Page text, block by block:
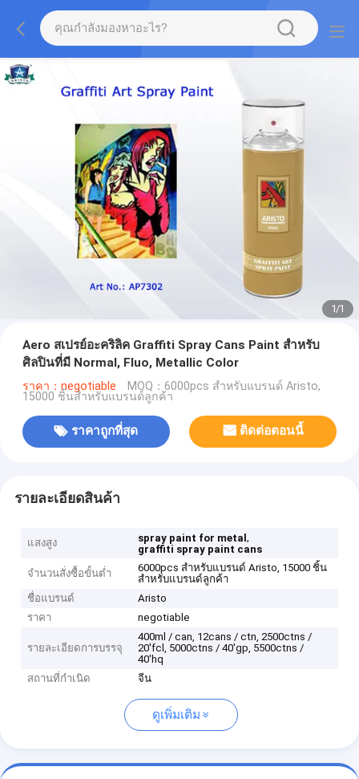
1/1
Aero สเปรย์อะคริลิค Graffiti Spray Cans Paint สำหรับ
ศิลปินที่มี Normal, Fluo, Metallic Color
ราคา：negotiable MOQ：6000pcs สำหรับแบรนด์ Aristo,
15000 ชิ้นสำหรับแบรนด์ลูกค้า
ราคาถูกที่สุด ติดต่อตอนนี้
รายละเอียดสินค้า
แสงสูง spray paint for metal,
graffiti spray paint cans
จำนวนสั่งซื้อขั้นต่ำ
6000pcs สำหรับแบรนด์ Aristo, 15000 ชิ้น
สำหรับแบรนด์ลูกค้า
ชื่อแบรนด์
Aristo
ราคา
negotiable
รายละเอียดการบรรจุ
400ml / can, 12cans / ctn, 2500ctns /
20'fcl, 5000ctns / 40'gp, 5500ctns /
40'hq
สถานที่กำเนิด
จีน
ดูเพิ่มเติม